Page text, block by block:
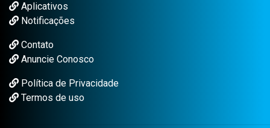
Aplicativos
Notificações
Contato
Anuncie Conosco
Política de Privacidade
Termos de uso